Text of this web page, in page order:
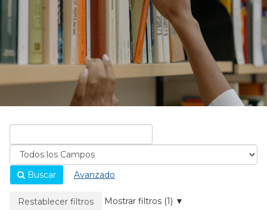
Buscar
Avanzado
La página se recargará cuando se elimine un filtro.
Restablecer filtros Mostrar filtros (1)